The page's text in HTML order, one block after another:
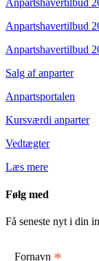
Anpartshavertilbud
Anpartshavertilbud
Anpartshavertilbud
Salg af anparter
Anpartsportalen
Kursværdi anparter
Vedtægter
Læs mere
Følg med
Få seneste nyt i din
Fornavn